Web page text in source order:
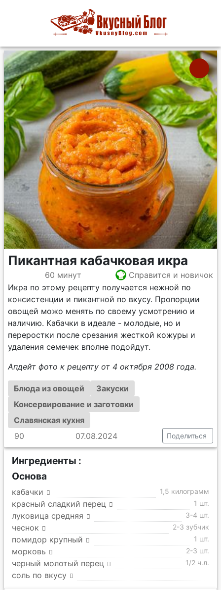
Пикантная кабачковая икра
60 минут
Справится и новичок
Икра по этому рецепту получается нежной по
консистенции и пикантной по вкусу. Пропорции
овощей можо менять по своему усмотрению и
наличию. Кабачки в идеале - молодые, но и
переростки после срезания жесткой кожуры и
удаления семечек вполне подойдут.
Апдейт фото к рецепту от 4 октября 2008 года.
Блюда из овощей
Закуски
Консервирование и заготовки
Славянская кухня
90
07.08.2024 Поделиться
Ингредиенты :
Основа
кабачки 1,5 килограмм
красный сладкий перец 1 шт.
луковица средняя 3-4 шт.
чеснок 2-3 зубчик
помидор крупный 1 шт.
морковь 2-3 шт.
черный молотый перец 1/2 ч.л.
соль по вкусу